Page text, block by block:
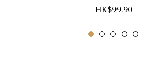
正
價
HK$99.90